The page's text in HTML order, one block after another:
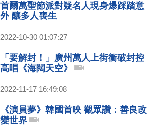
首爾萬聖節派對疑名人現身爆踩踏意
外 釀多人喪生
2022-10-30 01:07:27
「要解封！」廣州萬人上街衝破封控
高唱《海闊天空》
2022-11-17 16:49:08
《演員夢》韓國首映 觀眾讚：善良改
變世界